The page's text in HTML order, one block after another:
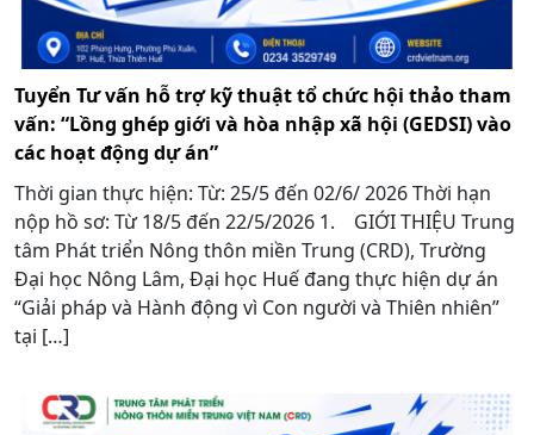
Tuyển Tư vấn hỗ trợ kỹ thuật tổ chức hội thảo tham
vấn: “Lồng ghép giới và hòa nhập xã hội (GEDSI) vào
các hoạt động dự án”
Thời gian thực hiện: Từ: 25/5 đến 02/6/ 2026 Thời hạn
nộp hồ sơ: Từ 18/5 đến 22/5/2026 1. GIỚI THIỆU Trung
tâm Phát triển Nông thôn miền Trung (CRD), Trường
Đại học Nông Lâm, Đại học Huế đang thực hiện dự án
“Giải pháp và Hành động vì Con người và Thiên nhiên”
tại […]